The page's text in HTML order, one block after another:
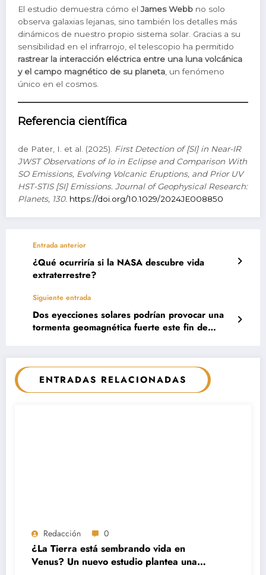
El estudio demuestra cómo elJames Webb no solo
observa galaxias lejanas, sino también los detalles más
dinámicos de nuestro propio sistema solar. Gracias a su
sensibilidad en el infrarrojo, el telescopio ha permitido
rastrear la interacción eléctrica entre una luna volcánica
y el campo magnético de su planeta , un fenómeno
único en el cosmos.
Referencia científica
de Pater, I. et al. (2025). First Detection of [SI] in Near-IR
JWST Observations of Io in Eclipse and Comparison With
SO Emissions, Evolving Volcanic Eruptions, and Prior UV
HST-STIS [SI] Emissions. Journal of Geophysical Research:
Planets, 130. https://doi.org/10.1029/2024JE008850
Entrada anterior
¿Qué ocurriría si la NASA descubre vida
extraterrestre?
Siguiente entrada
Dos eyecciones solares podrían provocar una
tormenta geomagnética fuerte este fin de
ENTRADAS RELACIONADAS
Redacción 0
¿La Tierra está sembrando vida en
Venus? Un nuevo estudio plantea una